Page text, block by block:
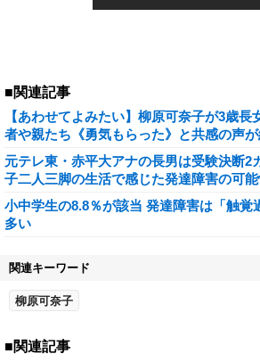
■関連記事
【あわせてよみたい】柳原可奈子が3歳
者や親たち《勇気もらった》と共感の声が
元テレ東・赤平大アナの長男は受験決断2
子二人三脚の生活で感じた発達障害の可
小中学生の8.8％が該当 発達障害は「触覚
多い
関連キーワード
柳原可奈子
■関連記事